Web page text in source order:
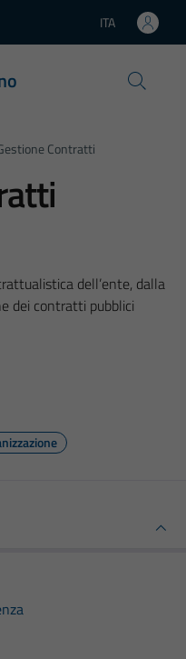
Lingua attiva:
ITA
Contratti
dell’ente, dalla
dei contratti pubblici